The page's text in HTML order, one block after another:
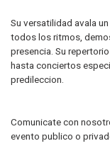
Su versatilidad avala
todos los ritmos,
presencia. Su
hasta conciertos
predileccion.
Comunicate con
evento publico o